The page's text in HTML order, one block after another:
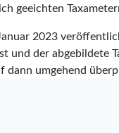
geeichten
2023
und der abgebildete
dann umgehend